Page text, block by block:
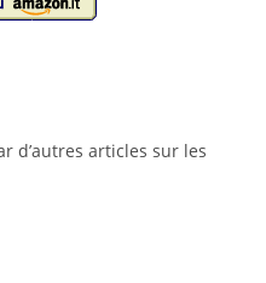
d’autres articles sur les